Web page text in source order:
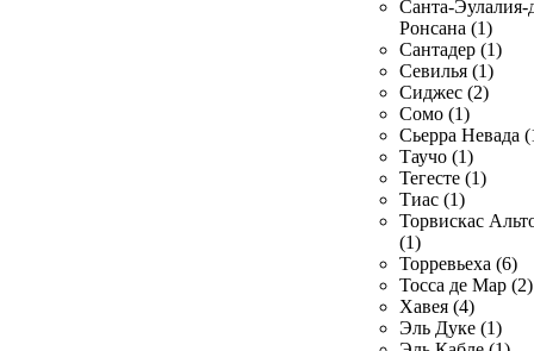
Санта-Эулалия-
Ронсана (1)
Сантадер (1)
Севилья (1)
Сиджес (2)
Сомо (1)
Сьерра Невада
Таучо (1)
Тегесте (1)
Тиас (1)
Торвискас
(1)
Торревьеха (6)
Тосса де Мар (2)
Хавея (4)
Эль Дуке (1)